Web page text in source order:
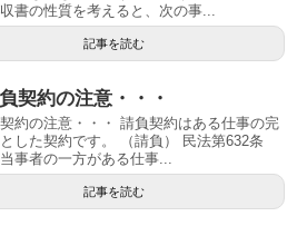
書の性質を考えると、次の事...
記事を読む
契約の注意・・・
約の注意・・・ 請負契約はある仕事の完
した契約です。 （請負） 民法第632条
事者の一方がある仕事...
記事を読む